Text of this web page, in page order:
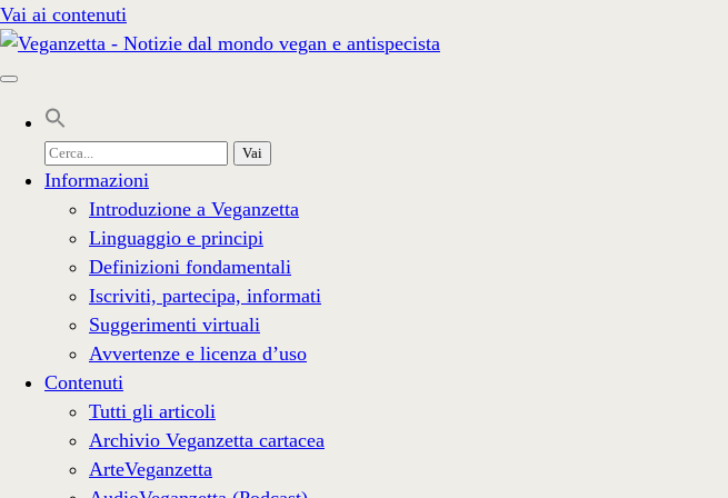
Vai ai contenuti
Cerca
per:
Informazioni
Introduzione a Veganzetta
Linguaggio e principi
Definizioni fondamentali
Iscriviti, partecipa, informati
Suggerimenti virtuali
Avvertenze e licenza d’uso
Contenuti
Tutti gli articoli
Archivio Veganzetta cartacea
ArteVeganzetta